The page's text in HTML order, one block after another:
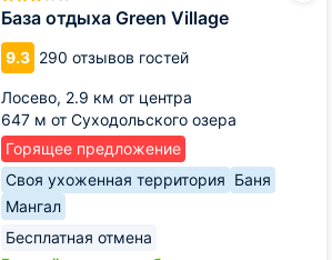
База отдыха Green Village
9.3 290 отзывов гостей
Лосево, 2.9 км от центра
647 м от Суходольского озера
Горящее предложение
Своя ухоженная территория Баня
Мангал
Бесплатная отмена